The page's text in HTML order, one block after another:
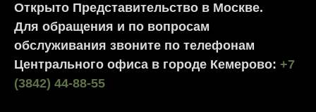
Открыто Представительство в Москве.
Для обращения и по вопросам
обслуживания звоните по телефонам
Центрального офиса в городе Кемерово: +7
(3842) 44-88-55